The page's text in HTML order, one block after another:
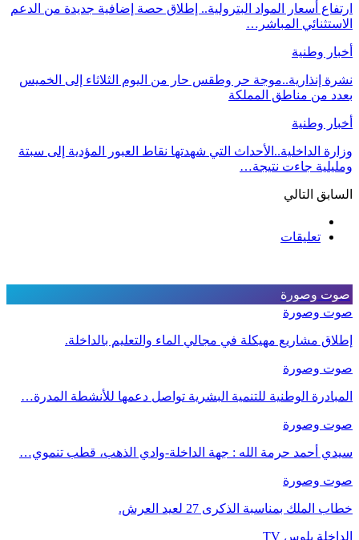
ارتفاع أسعار المواد البترولية.. إطلاق حصة إضافية جديدة من الدعم
الاستثنائي المباشر…
أخبار وطنية
نشرة إنذارية..موجة حر وطقس حار من اليوم الثلاثاء إلى الخميس
بعدد من مناطق المملكة
أخبار وطنية
وزارة الداخلية..الأحداث التي شهدتها نقاط العبور المؤدية إلى سبتة
ومليلية جاءت نتيجة…
السابق التالي
تعليقات
صوت وصورة
صوت وصورة
إطلاق مشاريع مهيكلة في مجالي الماء والتعليم بالداخلة.
صوت وصورة
المبادرة الوطنية للتنمية البشرية تواصل دعمها للأنشطة المدرة…
صوت وصورة
سيدي أحمد حرمة الله : جهة الداخلة-وادي الذهب، قطب تنموي…
صوت وصورة
خطاب الملك بمناسبة الذكرى 27 لعيد العرش.
الداخلة بلوس TV